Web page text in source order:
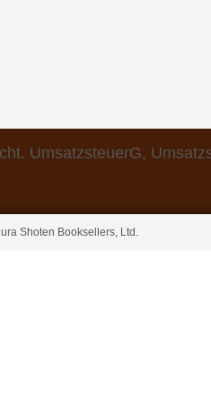
UmsatzsteuerG,
Shoten Booksellers, Ltd.